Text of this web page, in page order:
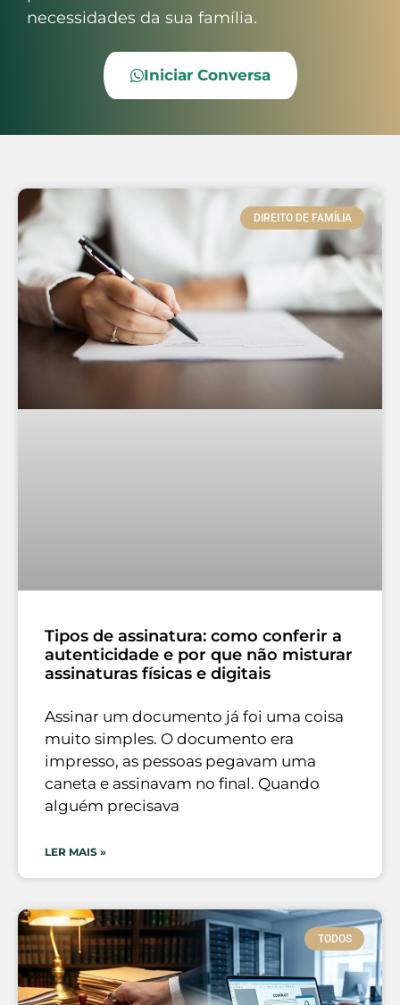
necessidades da sua família.
Iniciar Conversa
DIREITO DE FAMÍLIA
Tipos de assinatura: como conferir a
autenticidade e por que não misturar
assinaturas físicas e digitais
Assinar um documento já foi uma coisa
muito simples. O documento era
impresso, as pessoas pegavam uma
caneta e assinavam no final. Quando
alguém precisava
LER MAIS »
TODOS